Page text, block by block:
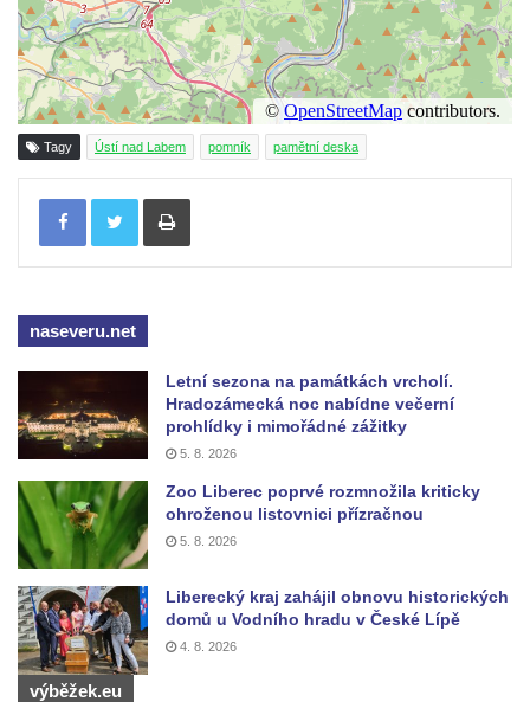
ulici U Plovárny ve Frýdlantu
Pamětní deska Rumburské vzpoury na
Základní škole Tyršova v Rumburku
Socha Nepokořený v parku Rumburské
vzpoury v Rumburku
Pamětní deska obětem holokaustu u
židovského hřbitova v Kovanicích
Pamětní deska legionářům na Obecním
Kovanicích
Pomník obětem válek v Kněževsi
Pamětní deska Rudé armádě na radnici v
Trutnově
Pomník obětem koncentračního tábora na
hřbitově v Rychnově u Jablonce nad Nisou
Pomník pracovního nasazení vězňů
Rychnově u Jablonce nad Nisou
Kenotaf Alfreda Langa na hřbitově v Krásné
u Pěnčína
Tagy Ústí nad Labem pomník pamětní deska
Tisknout
naseveru.net
Letní sezona na památkách vrcholí.
Hradozámecká noc nabídne večerní
prohlídky i mimořádné zážitky
5. 8. 2026
Zoo Liberec poprvé rozmnožila kriticky
ohroženou listovnici přízračnou
5. 8. 2026
Liberecký kraj zahájil obnovu historických
domů u Vodního hradu v České Lípě
4. 8. 2026
výběžek.eu